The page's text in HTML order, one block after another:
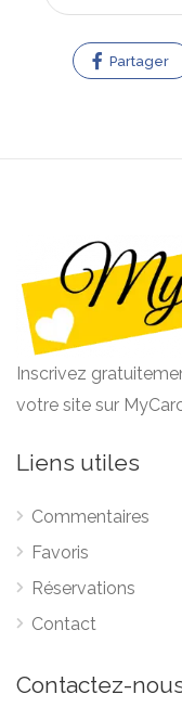
Partager
Inscrivez
votre site sur
Liens utiles
Commentaires
Favoris
Réservations
Contact
Contactez-